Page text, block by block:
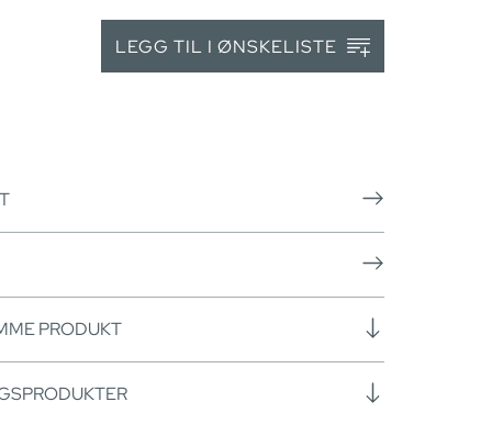
LEGG TIL I ØNSKELISTE
PRODUKT